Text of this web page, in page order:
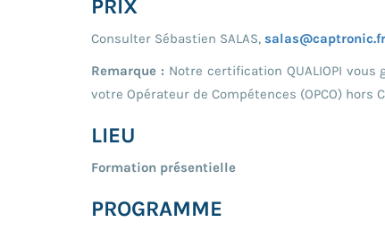
PRIX
Consulter Sébastien SALAS, salas@captronic.fr
Remarque : Notre certification QUALIOPI
votre Opérateur de Compétences (OPCO) hors
LIEU
Formation présentielle
PROGRAMME